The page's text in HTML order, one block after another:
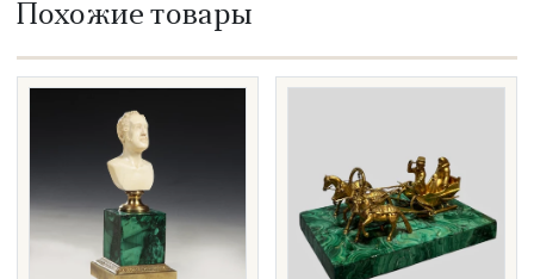
Похожие товары